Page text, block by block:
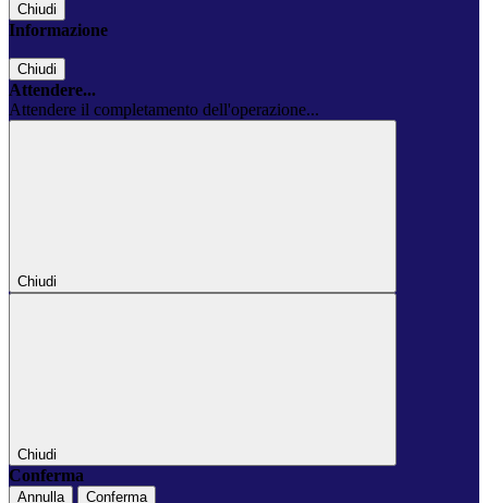
Chiudi
Informazione
Chiudi
Attendere...
Attendere il completamento dell'operazione...
Chiudi
Chiudi
Conferma
Annulla Conferma